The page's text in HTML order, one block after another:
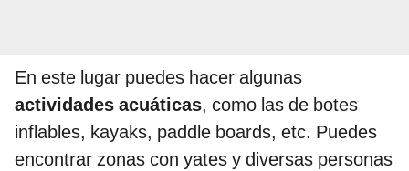
En este lugar puedes hacer algunas
actividades acuáticas, como las de botes
inflables, kayaks, paddle boards, etc. Puedes
encontrar zonas con yates y diversas personas